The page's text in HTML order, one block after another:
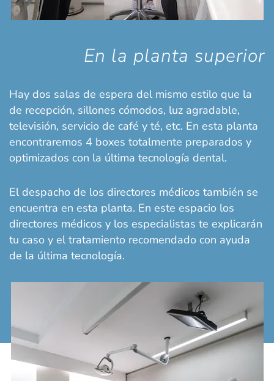
En la planta superior
Hay dos salas de espera del mismo estilo que la
de recepción, sillones cómodos, luz agradable,
televisión, servicio de café y té, etc. En esta planta
encontraremos 4 boxes totalmente preparados y
optimizados con la última tecnología dental.
El despacho de los directores médicos también se
encuentra en esta planta. En este espacio los
directores médicos y los especialistas te explicarán
tu caso y el tratamiento recomendado con ayuda
de la última tecnología.